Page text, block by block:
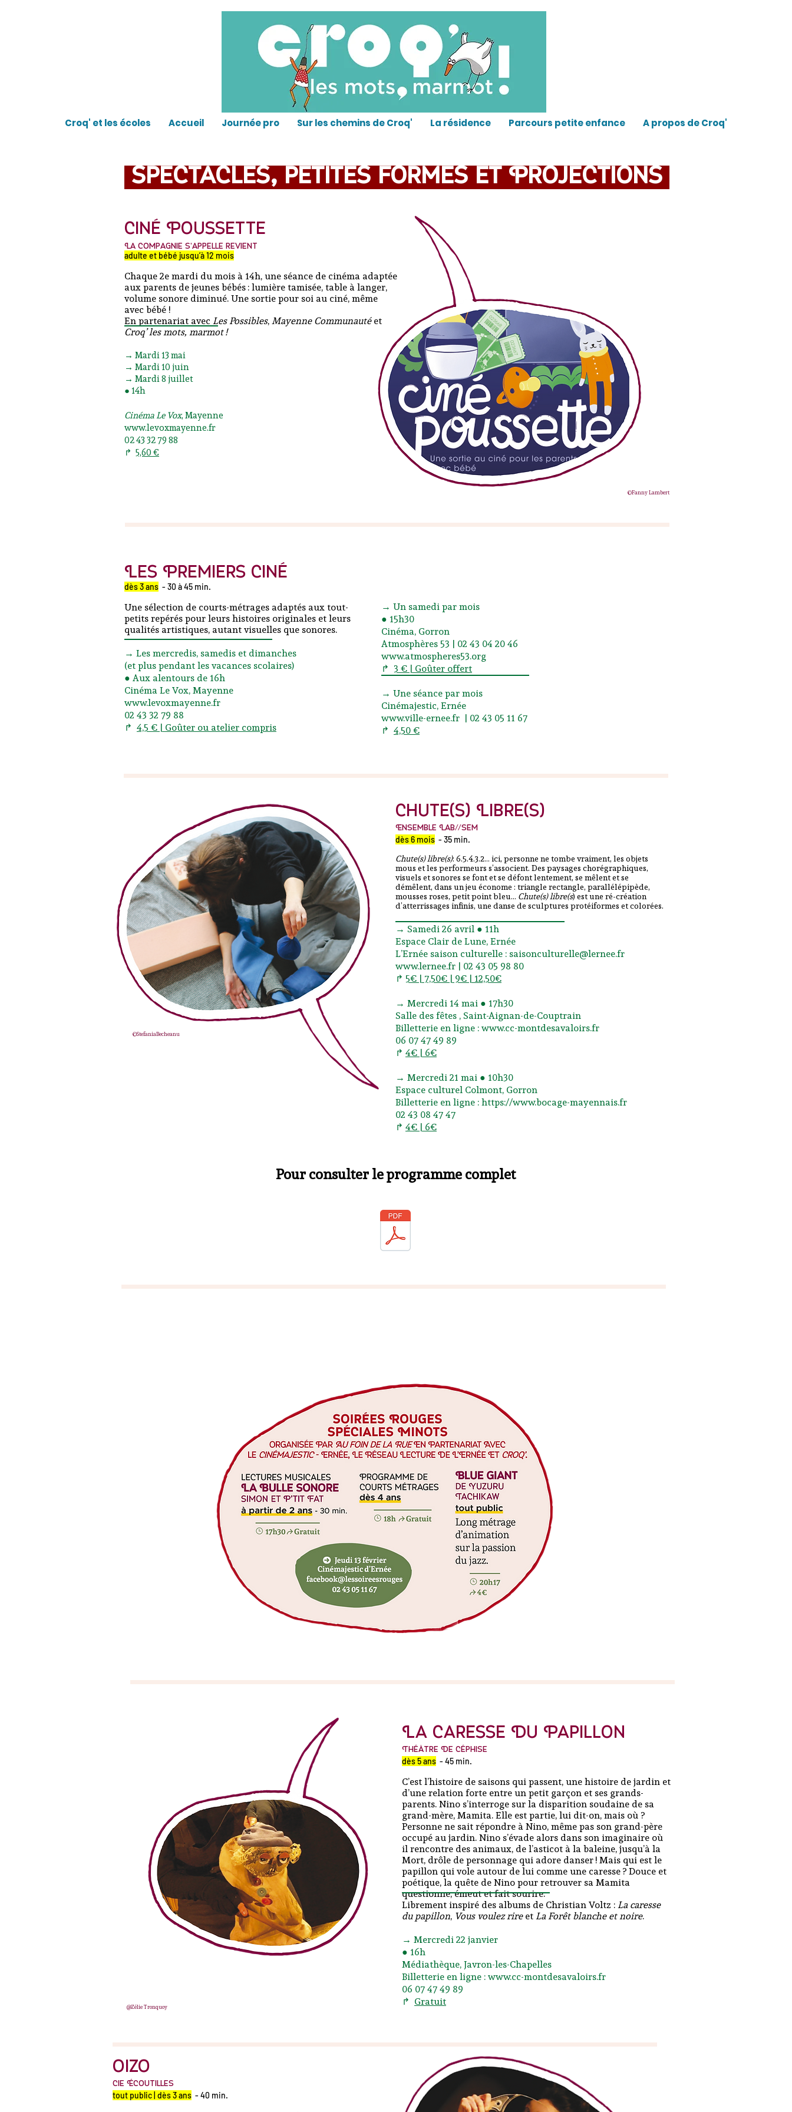
Croq' et les écoles Accueil Journée pro Sur les chemins de Croq' La résidence Parcours petite enfance A propos de Croq'
Spectacles, petites formes et Projections
Ciné Poussette
La compagnie s’appelle revient
adulte et bébé jusqu’à 12 mois
Chaque 2e mardi du mois à 14h, une séance de cinéma adaptée
aux parents de jeunes bébés : lumière tamisée, table à langer,
volume sonore diminué. Une sortie pour soi au ciné, même
avec bébé !
En partenariat avec Les Possibles, Mayenne Communautéet
Croq’ les mots, marmot !
→ Mardi 13 mai
→ Mardi 10 juin
→ Mardi 8 juillet
● 14h
Cinéma Le Vox, Mayenne
www.levoxmayenne.fr
02 43 32 79 88
↱ 5,60 €
©Fanny Lambert
Les Premiers ciné
dès 3 ans - 30 à 45 min.
Une sélection de courts-métrages adaptés aux tout-
petits repérés pour leurs histoires originales et leurs
qualités artistiques, autant visuelles que sonores.
→ Les mercredis, samedis et dimanches
(et plus pendant les vacances scolaires)
● Aux alentours de 16h
Cinéma Le Vox, Mayenne
www.levoxmayenne.fr
02 43 32 79 88
↱ 4,5 € | Goûter ou atelier compris
→ Un samedi par mois
● 15h30
Cinéma, Gorron
Atmosphères 53 | 02 43 04 20 46
www.atmospheres53.org
↱ 3 € | Goûter offert
→ Une séance par mois
Cinémajestic, Ernée
www.ville-ernee.fr | 02 43 05 11 67
↱ 4,50 €
Chute(s) Libre(s)
Ensemble Lab//Sem
dès 6 mois - 35 min.
Chute(s) libre(s): 6.5.4.3.2… ici, personne ne tombe vraiment, les objets
mous et les performeurs s’associent. Des paysages chorégraphiques,
visuels et sonores se font et se défont lentement, se mêlent et se
démêlent, dans un jeu économe : triangle rectangle, parallélépipède,
mousses roses, petit point bleu… Chute(s) libre(s) est une ré-création
d’atterrissages infinis, une danse de sculptures protéiformes et colorées.
→ Samedi 26 avril ● 11h
Espace Clair de Lune, Ernée
L’Ernée saison culturelle : saisonculturelle@lernee.fr
www.lernee.fr | 02 43 05 98 80
↱ 5€ | 7,50€ | 9€ | 12,50€
→ Mercredi 14 mai ● 17h30
Salle des fêtes , Saint-Aignan-de-Couptrain
Billetterie en ligne : www.cc-montdesavaloirs.fr
06 07 47 49 89
↱ 4€ | 6€
→ Mercredi 21 mai ● 10h30
Espace culturel Colmont, Gorron
Billetterie en ligne : https://www.bocage-mayennais.fr
02 43 08 47 47
↱ 4€ | 6€
©StefaniaBecheanu
Pour consulter le programme complet
La caresse Du Papillon
Théâtre De Céphise
dès 5 ans - 45 min.
C’est l’histoire de saisons qui passent, une histoire de jardin et
d’une relation forte entre un petit garçon et ses grands-
parents. Nino s’interroge sur la disparition soudaine de sa
grand-mère, Mamita. Elle est partie, lui dit-on, mais où ?
Personne ne sait répondre à Nino, même pas son grand-père
occupé au jardin. Nino s’évade alors dans son imaginaire où
il rencontre des animaux, de l’asticot à la baleine, jusqu’à la
Mort, drôle de personnage qui adore danser ! Mais qui est le
papillon qui vole autour de lui comme une caresse ? Douce et
poétique, la quête de Nino pour retrouver sa Mamita
questionne, émeut et fait sourire.
Librement inspiré des albums de Christian Voltz : La caresse
du papillon, Vous voulez rireet La Forêt blanche et noire.
→ Mercredi 22 janvier
● 16h
Médiathèque, Javron-les-Chapelles
Billetterie en ligne : www.cc-montdesavaloirs.fr
06 07 47 49 89
↱ Gratuit
@Zélie Tronquoy
Oizo
Cie Écoutilles
tout public | dès 3 ans - 40 min.